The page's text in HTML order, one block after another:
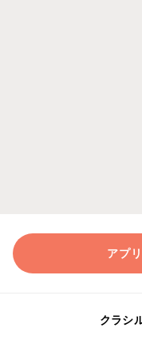
アプ
クラシ